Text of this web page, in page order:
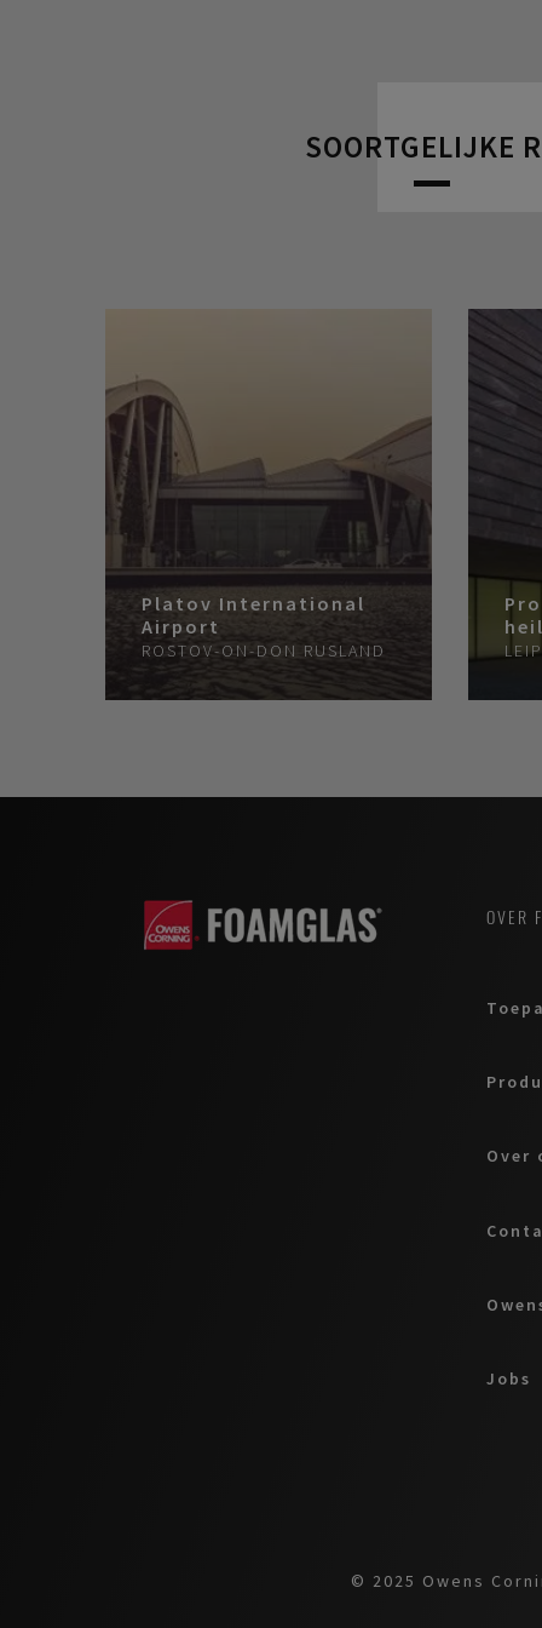
SOORTGELIJKE
Platov International
Airport
ROSTOV-ON-DON RUSLAND
OVER
Over
Jobs
© 2025 Owens